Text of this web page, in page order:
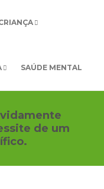
SAÚDE MENTAL
de um